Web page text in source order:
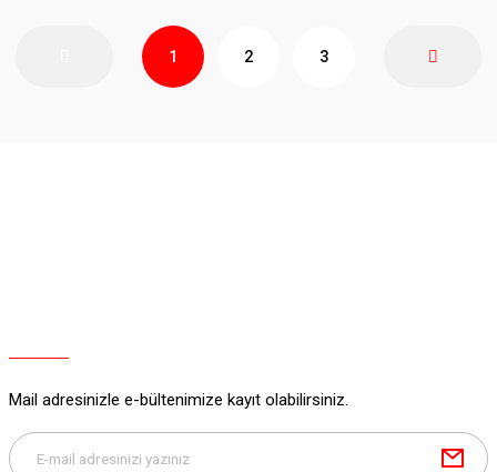
1 2 3
Mail adresinizle e-bültenimize kayıt olabilirsiniz.